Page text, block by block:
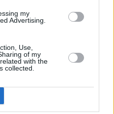
my
Advertising.
Use,
of my
with the
collected.